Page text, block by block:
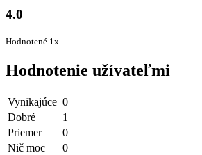
4.0
Hodnotené 1x
Hodnotenie užívateľmi
Vynikajúce 0
Dobré
1
Priemer
0
Nič moc
0